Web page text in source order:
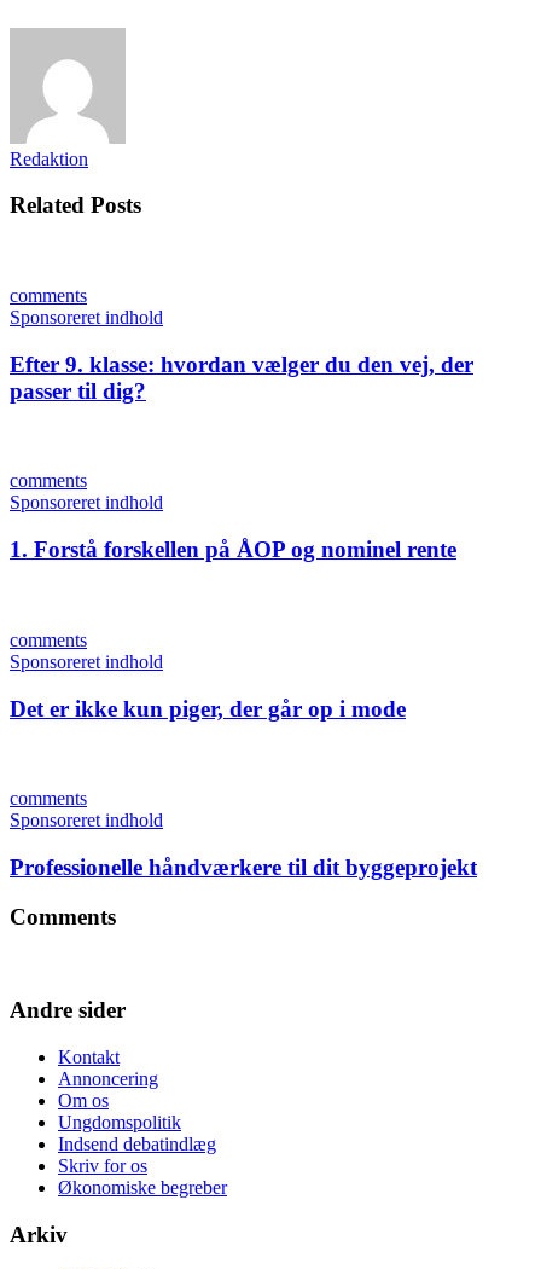
Redaktion
Related Posts
comments
Sponsoreret indhold
Efter 9. klasse: hvordan vælger du den vej, der
passer til dig?
comments
Sponsoreret indhold
1. Forstå forskellen på ÅOP og nominel rente
comments
Sponsoreret indhold
Det er ikke kun piger, der går op i mode
comments
Sponsoreret indhold
Professionelle håndværkere til dit byggeprojekt
Comments
Andre sider
Kontakt
Annoncering
Om os
Ungdomspolitik
Indsend debatindlæg
Skriv for os
Økonomiske begreber
Arkiv